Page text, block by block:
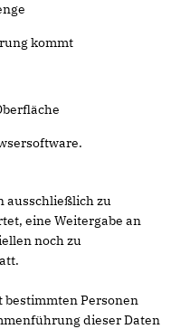
kommt
ausschließlich zu
eine Weitergabe an
noch zu
bestimmten Personen
dieser Daten